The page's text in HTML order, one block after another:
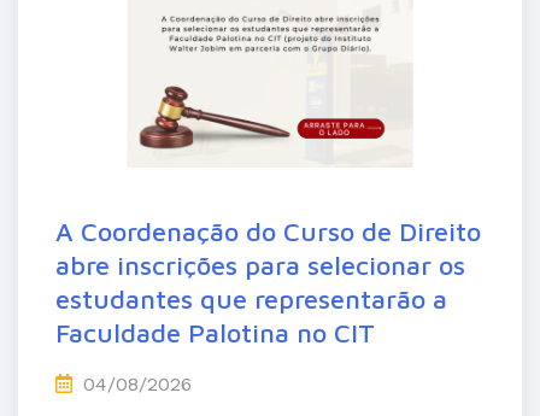
A Coordenação do Curso de Direito
abre inscrições para selecionar os
estudantes que representarão a
Faculdade Palotina no CIT
04/08/2026